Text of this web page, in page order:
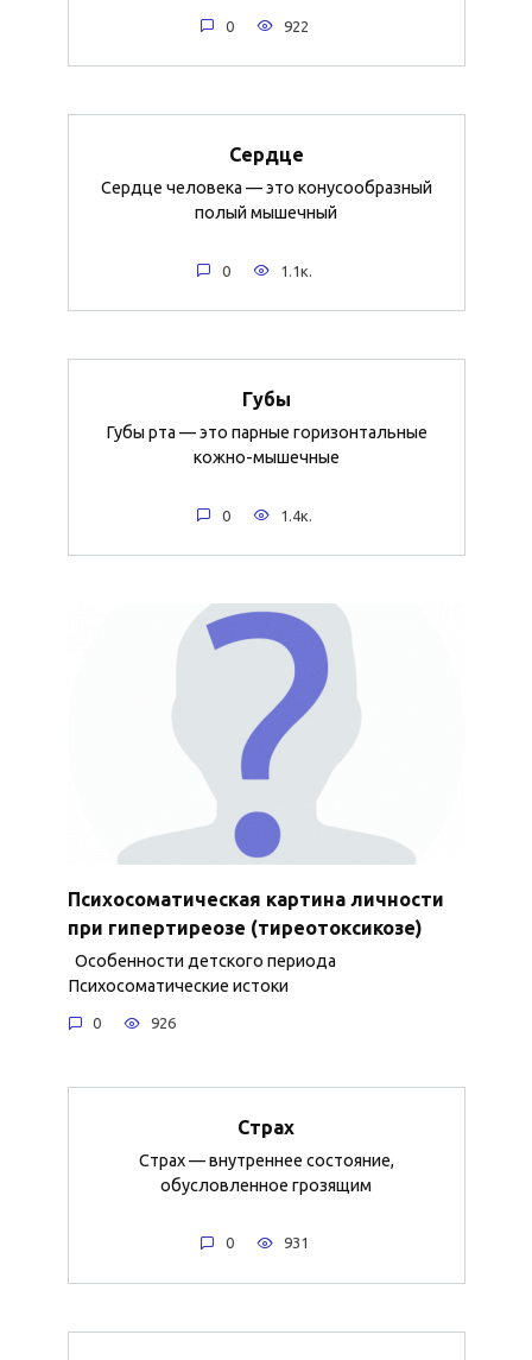
0 922
Сердце
Сердце человека — это конусообразный
полый мышечный
0 1.1к.
Губы
Губы рта — это парные горизонтальные
кожно-мышечные
0 1.4к.
Психосоматическая картина личности
при гипертиреозе (тиреотоксикозе)
Особенности детского периода
Психосоматические истоки
0 926
Страх
Страх — внутреннее состояние,
обусловленное грозящим
0 931